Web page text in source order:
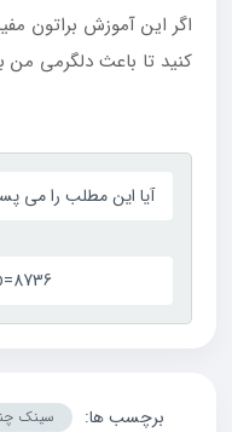
اگر این آموزش براتون
کنید تا باعث دلگرمی من
آیا این مطلب را می
برچسب ها: سینک